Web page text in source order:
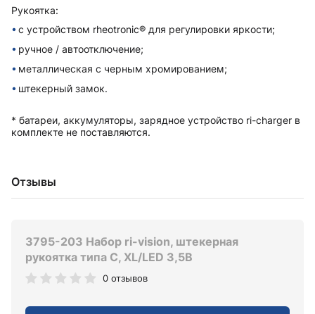
Рукоятка:
с устройством rheotronic® для регулировки яркости;
ручное / автоотключение;
металлическая с черным хромированием;
штекерный замок.
* батареи, аккумуляторы, зарядное устройство ri-charger в
комплекте не поставляются.
Отзывы
3795-203 Набор ri-vision, штекерная
рукоятка типа C, XL/LED 3,5В
0 отзывов